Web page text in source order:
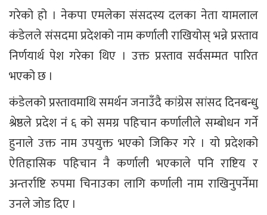
गरेको हो । नेकपा एमलेका संसदस्य दलका नेता यामलाल
कंडेलले संसदमा प्रदेशको नाम कर्णाली राखियोस् भन्ने प्रस्ताव
निर्णयार्थ पेश गरेका थिए । उक्त प्रस्ताव सर्वसम्मत पारित
भएको छ ।
कंडेलको प्रस्तावमाथि समर्थन जनाउँदै कांग्रेस सांसद दिनबन्धु
श्रेष्ठले प्रदेश नंं ६ को समग्र पहिचान कर्णालीले सम्बोधन गर्ने
हुनाले उक्त नाम उपयुक्त भएको जिकिर गरे । यो प्रदेशको
ऐतिहासिक पहिचान नै कर्णाली भएकाले पनि राष्टिय र
अन्तर्राष्टि रुपमा चिनाउका लागि कर्णाली नाम राखिनुपर्नेमा
उनले जोड दिए ।